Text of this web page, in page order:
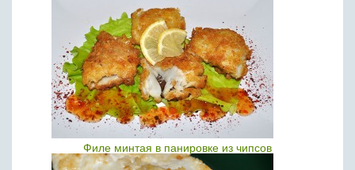
Филе минтая в панировке из чипсов